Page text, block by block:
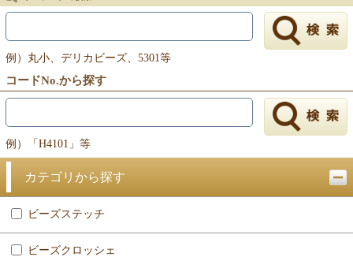
戻る
例）丸小、デリカビーズ、5301等
コードNo.から探す
例）「H4101」等
カテゴリから探す
ビーズステッチ
ビーズクロッシェ